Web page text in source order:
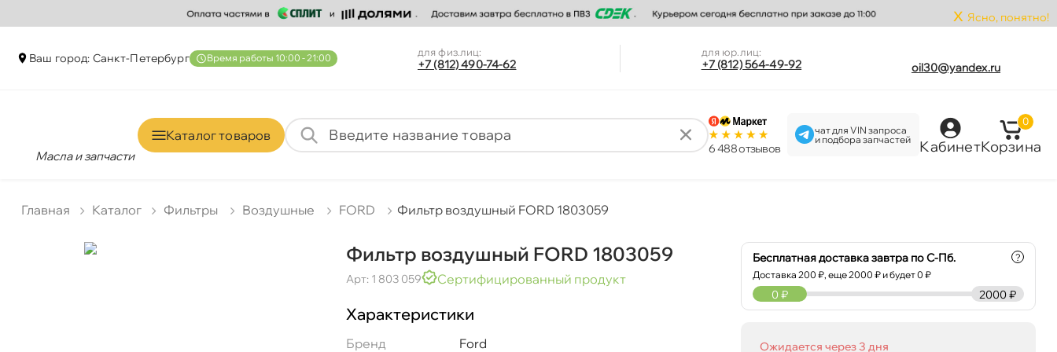
x Ясно, понятно!
аш город: Санкт-Петербур ремя работы 10:00 - 21:00 для физ.лиц:
+7 (812) 490-74-62
для юр.лиц:
+7 (812) 564-49-92 oil30@yandex.ru
Масла и запчасти
Каталог товаро
6 488 отзыво
чат для VIN запроса
и подбора запчастей
Кабинет
0
Корзина
Главная Катало Фильтры оздушные FORD Фильтр воздушный FORD 1803059
Фильтр воздушный FORD 1803059
Арт: 1 803 059 Сертифицированный продукт
Характеристики
Бренд
Ford
Бесплатная доставка завтра по С-Пб.
Доставка200 ₽, еще2000 ₽ и будет 0 ₽
?
2000 ₽
0 ₽
Ожидается через 3 дня